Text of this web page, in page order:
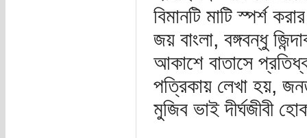
বিমানটি মাটি স্পর্শ
জয় বাংলা, বঙ্গবন্ধু
আকাশে বাতাসে
পত্রিকায় লেখা হয়,
মুজিব ভাই দীর্ঘজীবী